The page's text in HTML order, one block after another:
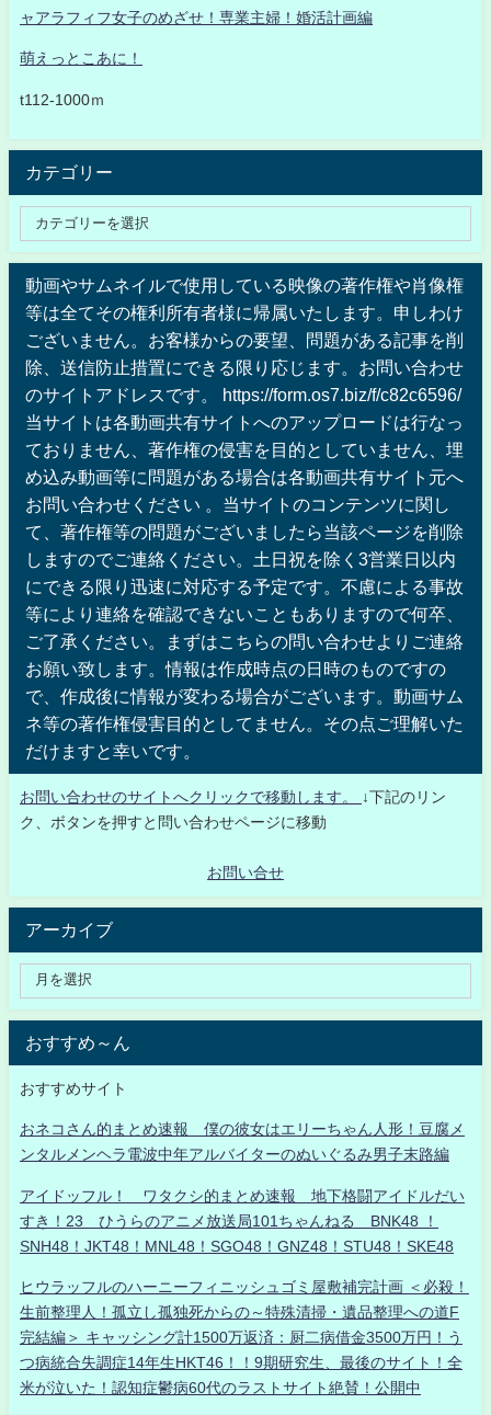
ャアラフィフ女子のめざせ！専業主婦！婚活計画編
萌えっとこあに！
t112-1000ｍ
カテゴリー
動画やサムネイルで使用している映像の著作権や肖像権
等は全てその権利所有者様に帰属いたします。申しわけ
ございません。お客様からの要望、問題がある記事を削
除、送信防止措置にできる限り応じます。お問い合わせ
のサイトアドレスです。 https://form.os7.biz/f/c82c6596/
当サイトは各動画共有サイトへのアップロードは行なっ
ておりません、著作権の侵害を目的としていません、埋
め込み動画等に問題がある場合は各動画共有サイト元へ
お問い合わせください 。当サイトのコンテンツに関し
て、著作権等の問題がございましたら当該ページを削除
しますのでご連絡ください。土日祝を除く3営業日以内
にできる限り迅速に対応する予定です。不慮による事故
等により連絡を確認できないこともありますので何卒、
ご了承ください。まずはこちらの問い合わせよりご連絡
お願い致します。情報は作成時点の日時のものですの
で、作成後に情報が変わる場合がございます。動画サム
ネ等の著作権侵害目的としてません。その点ご理解いた
だけますと幸いです。
お問い合わせのサイトへクリックで移動します。
↓下記のリン
ク、ボタンを押すと問い合わせページに移動
お問い合せ
アーカイブ
おすすめ～ん
おすすめサイト
おネコさん的まとめ速報 僕の彼女はエリーちゃん人形！豆腐メ
ンタルメンヘラ電波中年アルバイターのぬいぐるみ男子末路編
アイドッフル！ ワタクシ的まとめ速報 地下格闘アイドルだい
すき！23 ひうらのアニメ放送局101ちゃんねる BNK48 ！
SNH48！JKT48！MNL48！SGO48！GNZ48！STU48！SKE48
ヒウラッフルのハーニーフィニッシュゴミ屋敷補完計画 ＜必殺！
生前整理人！孤立し孤独死からの～特殊清掃・遺品整理への道F
完結編＞ キャッシング計1500万返済：厨二病借金3500万円！う
つ病統合失調症14年生HKT46！！9期研究生、最後のサイト！全
米が泣いた！認知症鬱病60代のラストサイト絶賛！公開中